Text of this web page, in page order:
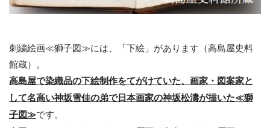
刺繍絵画≪獅子図≫には、「下絵」があります（高島屋史料
館蔵）。
高島屋で染織品の下絵制作をてがけていた、画家・図案家と
して名高い神坂雪佳の弟で日本画家の神坂松濤が描いた≪獅
子図≫です。